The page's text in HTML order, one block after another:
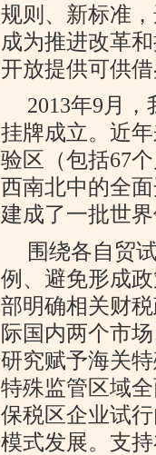
规则、新标准
成为推进改革
开放提供可供
2013年9 月
挂牌成立。近
验区（包括67
西南北中的全
建成了一批世
围绕各自贸
例、避免形成
部明确相关财
际国内两个市
研究赋予海关
特殊监管区域
保税区企业试
模式发展。支